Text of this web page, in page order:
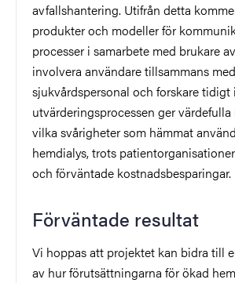
avfallshantering. Utifrån detta
produkter och modeller för
processer i samarbete med brukare
involvera användare tillsammans
sjukvårdspersonal och forskare
utvärderingsprocessen ger
vilka svårigheter som hämmat
hemdialys, trots
och förväntade kostnadsbesparingar.
Förväntade resultat
Vi hoppas att projektet kan bidra till
av hur förutsättningarna för ökad